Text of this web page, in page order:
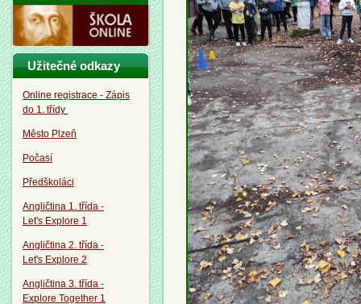
Užitečné odkazy
Online registrace - Zápis
do 1. třídy
Město Plzeň
Počasí
Předškoláci
Angličtina 1. třída -
Let's Explore 1
Angličtina 2. třída -
Let's Explore 2
Angličtina 3. třída -
Explore Together 1